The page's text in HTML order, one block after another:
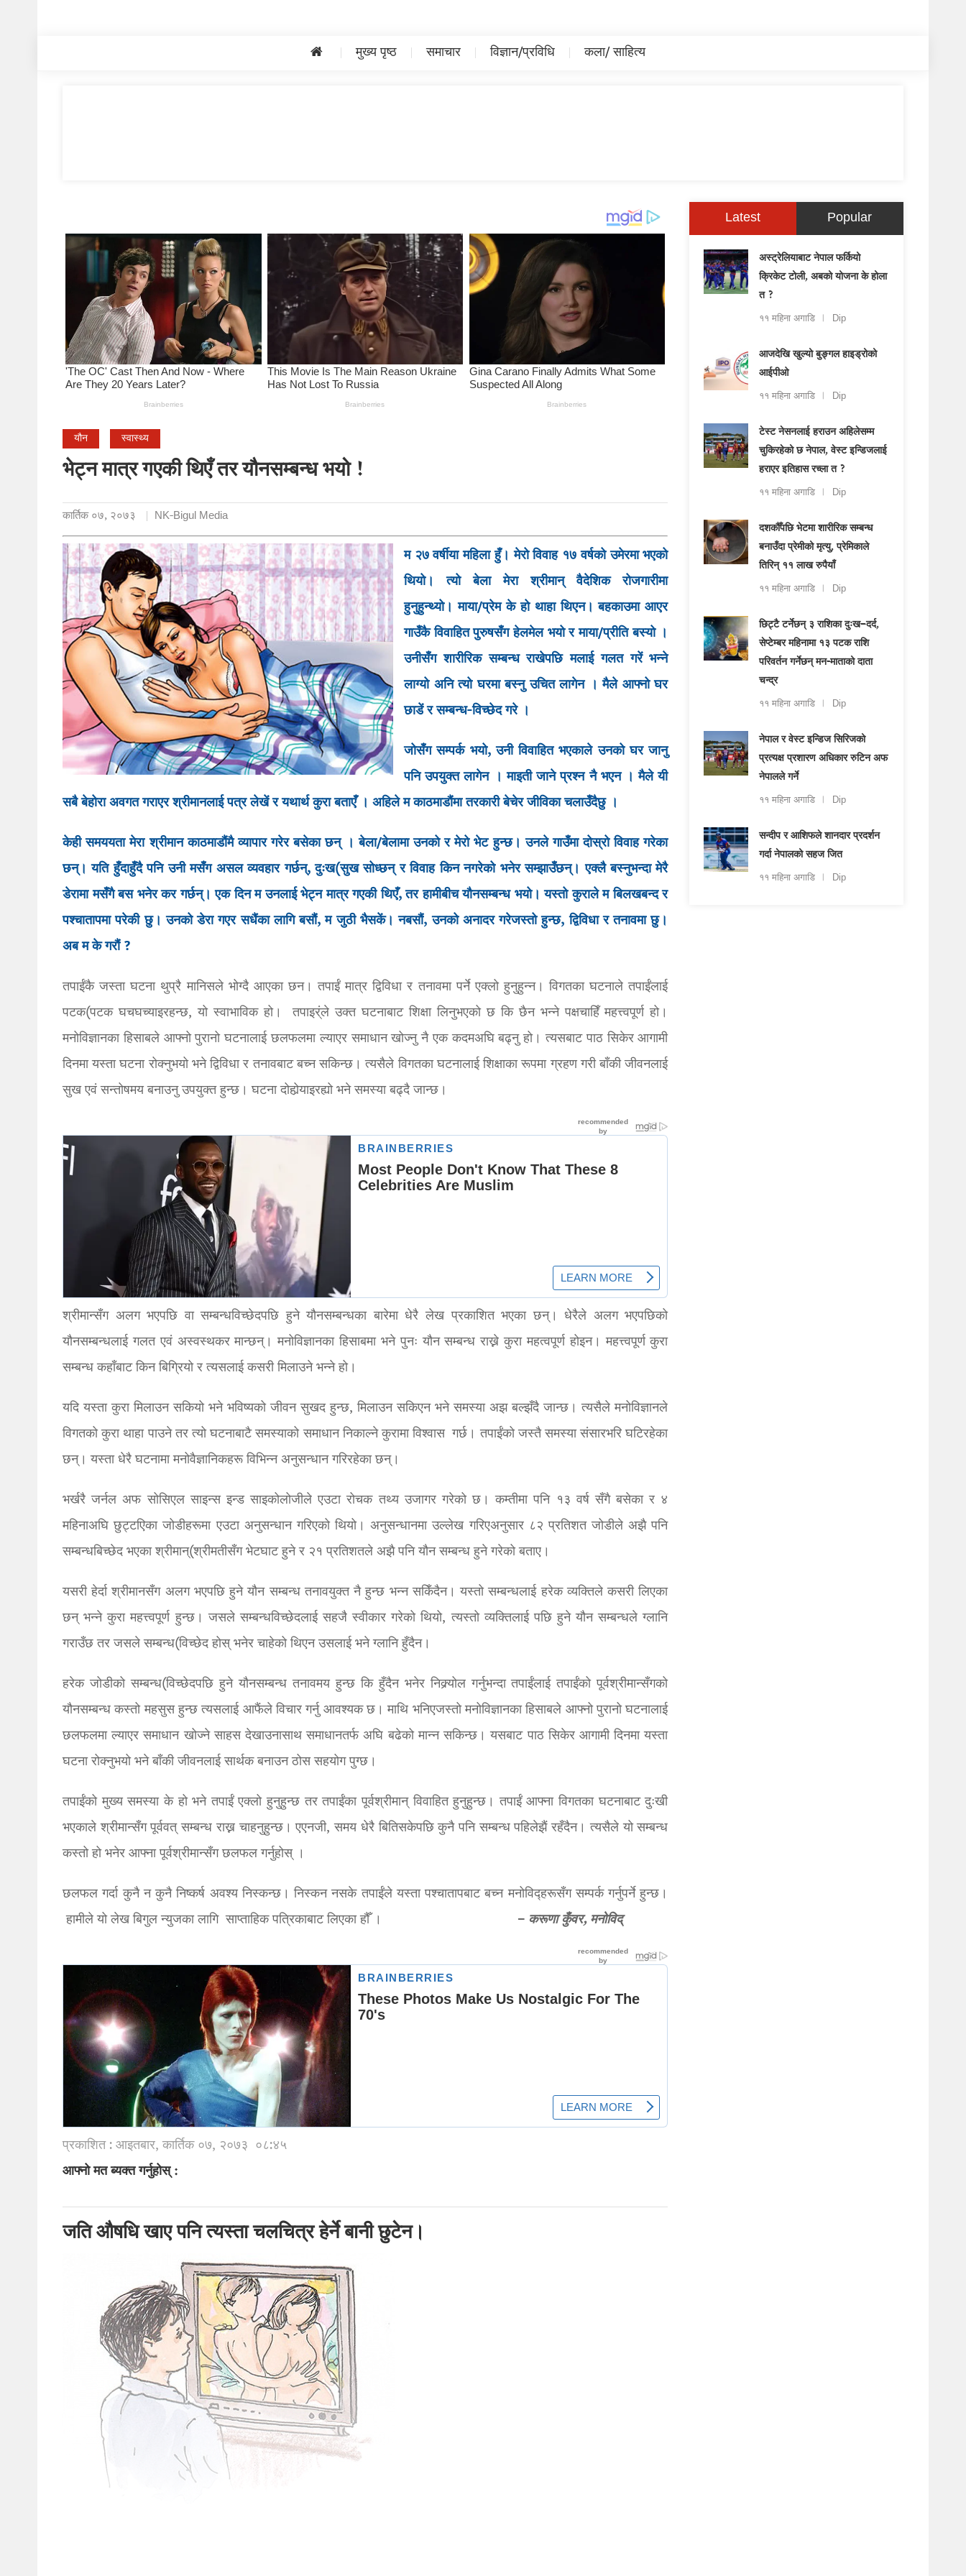
मुख्य पृष्ठ समाचार विज्ञान/प्रविधि कला/ साहित्य
यौन स्वास्थ्य
भेट्न मात्र गएकी थिएँ तर यौनसम्बन्ध भयो !
कार्तिक ०७, २०७३ NK-Bigul Media
म २७ वर्षीया महिला हुँ। मेरो विवाह १७ वर्षको उमेरमा भएको
थियो। त्यो बेला मेरा श्रीमान् वैदेशिक रोजगारीमा
हुनुहुन्थ्यो। माया/प्रेम के हो थाहा थिएन। बहकाउमा आएर
गाउँकै विवाहित पुरुषसँग हेलमेल भयो र माया/प्रीति बस्यो ।
उनीसँग शारीरिक सम्बन्ध राखेपछि मलाई गलत गरें भन्ने
लाग्यो अनि त्यो घरमा बस्नु उचित लागेन । मैले आफ्नो घर
छाडें र सम्बन्ध-विच्छेद गरे ।
जोसँग सम्पर्क भयो, उनी विवाहित भएकाले उनको घर जानु
पनि उपयुक्त लागेन । माइती जाने प्रश्न नै भएन । मैले यी
सबै बेहोरा अवगत गराएर श्रीमानलाई पत्र लेखें र यथार्थ कुरा बताएँ । अहिले म काठमाडौंमा तरकारी बेचेर जीविका चलाउँदैछु ।
केही समययता मेरा श्रीमान काठमाडौंमै व्यापार गरेर बसेका छन् । बेला/बेलामा उनको र मेरो भेट हुन्छ। उनले गाउँमा दोस्रो विवाह गरेका
छन्। यति हुँदाहुँदै पनि उनी मसँग असल व्यवहार गर्छन्, दुःख(सुख सोध्छन् र विवाह किन नगरेको भनेर सम्झाउँछन्। एक्लै बस्नुभन्दा मेरै
डेरामा मसँगै बस भनेर कर गर्छन्। एक दिन म उनलाई भेट्न मात्र गएकी थिएँ, तर हामीबीच यौनसम्बन्ध भयो। यस्तो कुराले म बिलखबन्द र
पश्चातापमा परेकी छु। उनको डेरा गएर सधैंका लागि बसौं, म जुठी भैसकें। नबसौं, उनको अनादर गरेजस्तो हुन्छ, द्विविधा र तनावमा छु।
अब म के गरौं ?
तपाईंकै जस्ता घटना थुप्रै मानिसले भोग्दै आएका छन। तपाईं मात्र द्विविधा र तनावमा पर्ने एक्लो हुनुहुन्न। विगतका घटनाले तपाईंलाई
पटक(पटक घचघच्याइरहन्छ, यो स्वाभाविक हो। तपाइर्ंले उक्त घटनाबाट शिक्षा लिनुभएको छ कि छैन भन्ने पक्षचाहिँ महत्त्वपूर्ण हो।
मनोविज्ञानका हिसाबले आफ्नो पुरानो घटनालाई छलफलमा ल्याएर समाधान खोज्नु नै एक कदमअघि बढ्नु हो। त्यसबाट पाठ सिकेर आगामी
दिनमा यस्ता घटना रोक्नुभयो भने द्विविधा र तनावबाट बच्न सकिन्छ। त्यसैले विगतका घटनालाई शिक्षाका रूपमा ग्रहण गरी बाँकी जीवनलाई
सुख एवं सन्तोषमय बनाउनु उपयुक्त हुन्छ। घटना दोहोर्‍याइरह्यो भने समस्या बढ्दै जान्छ।
श्रीमान्सँग अलग भएपछि वा सम्बन्धविच्छेदपछि हुने यौनसम्बन्धका बारेमा धेरै लेख प्रकाशित भएका छन्। धेरैले अलग भएपछिको
यौनसम्बन्धलाई गलत एवं अस्वस्थकर मान्छन्। मनोविज्ञानका हिसाबमा भने पुनः यौन सम्बन्ध राख्ने कुरा महत्वपूर्ण होइन। महत्त्वपूर्ण कुरा
सम्बन्ध कहाँबाट किन बिग्रियो र त्यसलाई कसरी मिलाउने भन्ने हो।
यदि यस्ता कुरा मिलाउन सकियो भने भविष्यको जीवन सुखद हुन्छ, मिलाउन सकिएन भने समस्या अझ बल्झँदै जान्छ। त्यसैले मनोविज्ञानले
विगतको कुरा थाहा पाउने तर त्यो घटनाबाटै समस्याको समाधान निकाल्ने कुरामा विश्वास गर्छ। तपाईंको जस्तै समस्या संसारभरि घटिरहेका
छन्। यस्ता धेरै घटनामा मनोवैज्ञानिकहरू विभिन्न अनुसन्धान गरिरहेका छन्।
भर्खरै जर्नल अफ सोसिएल साइन्स इन्ड साइकोलोजीले एउटा रोचक तथ्य उजागर गरेको छ। कम्तीमा पनि १३ वर्ष सँगै बसेका र ४
महिनाअघि छुट्टएिका जोडीहरूमा एउटा अनुसन्धान गरिएको थियो। अनुसन्धानमा उल्लेख गरिएअनुसार ८२ प्रतिशत जोडीले अझै पनि
सम्बन्धबिच्छेद भएका श्रीमान्(श्रीमतीसँग भेटघाट हुने र २१ प्रतिशतले अझै पनि यौन सम्बन्ध हुने गरेको बताए।
यसरी हेर्दा श्रीमानसँग अलग भएपछि हुने यौन सम्बन्ध तनावयुक्त नै हुन्छ भन्न सकिँदैन। यस्तो सम्बन्धलाई हरेक व्यक्तिले कसरी लिएका
छन् भन्ने कुरा महत्त्वपूर्ण हुन्छ। जसले सम्बन्धविच्छेदलाई सहजै स्वीकार गरेको थियो, त्यस्तो व्यक्तिलाई पछि हुने यौन सम्बन्धले ग्लानि
गराउँछ तर जसले सम्बन्ध(विच्छेद होस् भनेर चाहेको थिएन उसलाई भने ग्लानि हुँदैन।
हरेक जोडीको सम्बन्ध(विच्छेदपछि हुने यौनसम्बन्ध तनावमय हुन्छ कि हुँदैन भनेर निक्र्योल गर्नुभन्दा तपाईंलाई तपाईंको पूर्वश्रीमान्सँगको
यौनसम्बन्ध कस्तो महसुस हुन्छ त्यसलाई आफैंले विचार गर्नु आवश्यक छ। माथि भनिएजस्तो मनोविज्ञानका हिसाबले आफ्नो पुरानो घटनालाई
छलफलमा ल्याएर समाधान खोज्ने साहस देखाउनासाथ समाधानतर्फ अघि बढेको मान्न सकिन्छ। यसबाट पाठ सिकेर आगामी दिनमा यस्ता
घटना रोक्नुभयो भने बाँकी जीवनलाई सार्थक बनाउन ठोस सहयोग पुग्छ।
तपाईंको मुख्य समस्या के हो भने तपाईं एक्लो हुनुहुन्छ तर तपाईंका पूर्वश्रीमान् विवाहित हुनुहुन्छ। तपाईं आफ्ना विगतका घटनाबाट दुःखी
भएकाले श्रीमान्सँग पूर्ववत् सम्बन्ध राख्न चाहनुहुन्छ। एएनजी, समय धेरै बितिसकेपछि कुनै पनि सम्बन्ध पहिलेझैं रहँदैन। त्यसैले यो सम्बन्ध
कस्तो हो भनेर आफ्ना पूर्वश्रीमान्सँग छलफल गर्नुहोस् ।
छलफल गर्दा कुनै न कुनै निष्कर्ष अवश्य निस्कन्छ। निस्कन नसके तपाईंले यस्ता पश्चातापबाट बच्न मनोविद्हरूसँग सम्पर्क गर्नुपर्ने हुन्छ।
हामीले यो लेख बिगुल न्युजका लागि साप्ताहिक पत्रिकाबाट लिएका हौँ । – करूणा कुँवर, मनोविद्
प्रकाशित : आइतबार, कार्तिक ०७, २०७३ ०८:४५
आफ्नो मत ब्यक्त गर्नुहोस् :
जति औषधि खाए पनि त्यस्ता चलचित्र हेर्ने बानी छुटेन।
Latest Popular
अस्ट्रेलियाबाट नेपाल फर्कियो
क्रिकेट टोली, अबको योजना के होला
त ?
११ महिना अगाडि Dip
आजदेखि खुल्यो बुङ्गल हाइड्रोको
आईपीओ
११ महिना अगाडि Dip
टेस्ट नेसनलाई हराउन अहिलेसम्म
चुकिरहेको छ नेपाल, वेस्ट इन्डिजलाई
हराएर इतिहास रच्ला त ?
११ महिना अगाडि Dip
दशकौँपछि भेटमा शारीरिक सम्बन्ध
बनाउँदा प्रेमीको मृत्यु, प्रेमिकाले
तिरिन् ११ लाख रुपैयाँ
११ महिना अगाडि Dip
छिट्टै टर्नेछन् ३ राशिका दुःख–दर्द,
सेप्टेम्बर महिनामा १३ पटक राशि
परिवर्तन गर्नेछन् मन-माताको दाता
चन्द्र
११ महिना अगाडि Dip
नेपाल र वेस्ट इन्डिज सिरिजको
प्रत्यक्ष प्रशारण अधिकार रुटिन अफ
नेपालले गर्ने
११ महिना अगाडि Dip
सन्दीप र आशिफले शानदार प्रदर्शन
गर्दा नेपालको सहज जित
११ महिना अगाडि Dip